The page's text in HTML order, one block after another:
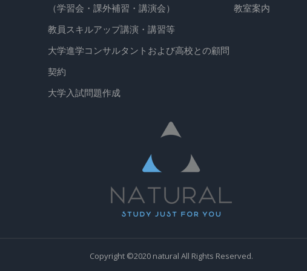
（学習会・課外補習・講演会）
教員スキルアップ講演・講習等
大学進学コンサルタントおよび高校との顧問
契約
大学入試問題作成
教室案内
Copyright ©2020 natural All Rights Reserved.